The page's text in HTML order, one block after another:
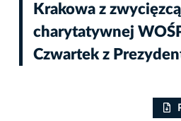
Krakowa z
charytatywnej
Czwartek z